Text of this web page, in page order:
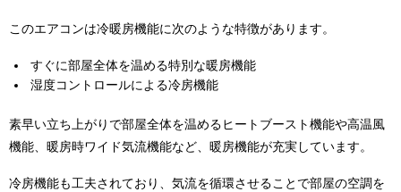
このエアコンは冷暖房機能に次のような特徴があります。
すぐに部屋全体を温める特別な暖房機能
湿度コントロールによる冷房機能
素早い立ち上がりで部屋全体を温めるヒートブースト機能や高温風
機能、暖房時ワイド気流機能など、暖房機能が充実しています。
冷房機能も工夫されており、気流を循環させることで部屋の空調を